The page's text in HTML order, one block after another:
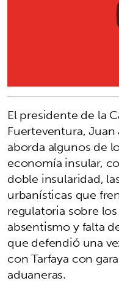
El presidente de la
Fuerteventura,
aborda algunos de
economía insular,
doble insularidad,
urbanísticas que
regulatoria sobre
absentismo y falta
que defendió una
con Tarfaya con
aduaneras.